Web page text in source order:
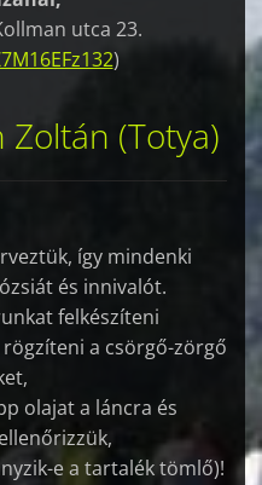
utca 23.
)
(Totya)
így mindenki
és innivalót.
felkészíteni
a csörgő-zörgő
olajat a láncra és
e a tartalék tömlő)!